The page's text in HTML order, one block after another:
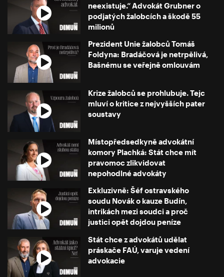
neexistuje.“ Advokát Grubner o
podjatých žalobcích a škodě 55
milionů
Prezident Unie žalobců Tomáš
Foldyna: Bradáčová je netrpělivá,
Bašnému se veřejně omlouvám
Krize žalobců se prohlubuje. Tejc
mluví o kritice z nejvyšších pater
soustavy
Místopředsedkyně advokátní
komory Plachká: Stát chce mít
pravomoc zlikvidovat
nepohodlné advokáty
Exkluzivně: Šéf ostravského
soudu Novák o kauze Budín,
intrikách mezi soudci a proč
justici opět dojdou peníze
Stát chce z advokátů udělat
práskače FAÚ, varuje vedení
advokacie